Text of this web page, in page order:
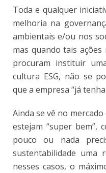
Toda e qualquer
melhoria na
ambientais e/ou nos
mas quando tais
procuram instituir
cultura ESG, não se
que a empresa “já tenha
Ainda se vê no
estejam “super bem”,
pouco ou nada
sustentabilidade uma
nesses casos, o